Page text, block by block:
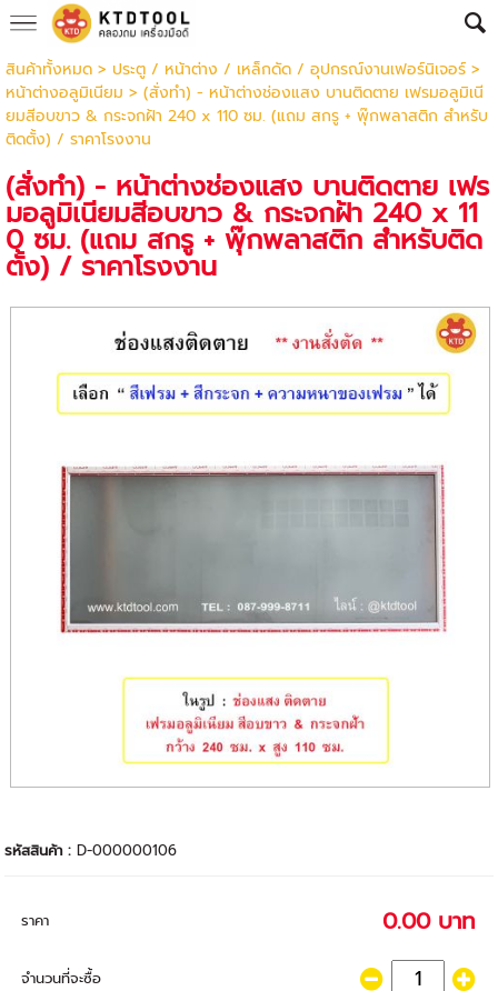
สินค้าทั้งหมด> ประตู / หน้าต่าง / เหล็กดัด / อุปกรณ์งานเฟอร์นิเจอร์>
หน้าต่างอลูมิเนียม > (สั่งทำ) - หน้าต่างช่องแสง บานติดตาย เฟรมอลูมิเนี
ยมสีอบขาว & กระจกฝ้า 240 x 110 ซม. (แถม สกรู + พุ๊กพลาสติก สำหรับ
ติดตั้ง) / ราคาโรงงาน
(สั่งทำ) - หน้าต่างช่องแสง บานติดตาย เฟร
มอลูมิเนียมสีอบขาว & กระจกฝ้า 240 x 11
0 ซม. (แถม สกรู + พุ๊กพลาสติก สำหรับติด
ตั้ง) / ราคาโรงงาน
รหัสสินค้า :D-000000106
ราคา 0.00 บาท
จำนวนที่จะซื้อ